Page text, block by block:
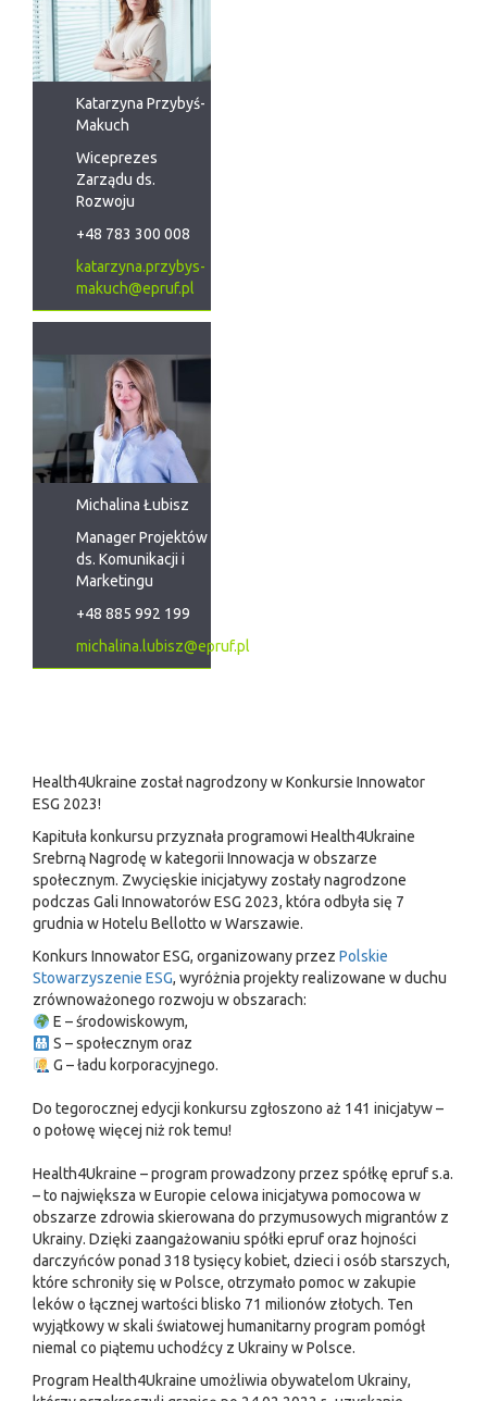
Katarzyna Przybyś-
Makuch
Wiceprezes
Zarządu ds.
Rozwoju
+48 783 300 008
katarzyna.przybys-
makuch@epruf.pl
Michalina Łubisz
Manager Projektów
ds. Komunikacji i
Marketingu
+48 885 992 199
michalina.lubisz@epruf.pl
Health4Ukraine został nagrodzony w Konkursie Innowator
ESG 2023! ​
Kapituła konkursu przyznała programowi Health4Ukraine
Srebrną Nagrodę w kategorii Innowacja w obszarze
społecznym. Zwycięskie inicjatywy zostały nagrodzone
podczas Gali Innowatorów ESG 2023, która odbyła się ​7
grudnia w Hotelu Bellotto w Warszawie. ​
Konkurs Innowator ESG, organizowany przez Polskie
Stowarzyszenie ESG, wyróżnia projekty realizowane ​w duchu
zrównoważonego rozwoju w obszarach: ​
E – środowiskowym, ​
S – społecznym ​oraz
G – ładu korporacyjnego. ​
Do tegorocznej edycji konkursu zgłoszono aż 141 inicjatyw –
o połowę więcej niż rok temu!
Health4Ukraine – program prowadzony przez spółkę epruf s.a.
– to największa w Europie celowa inicjatywa pomocowa w
obszarze zdrowia skierowana do przymusowych migrantów z
Ukrainy. Dzięki zaangażowaniu spółki epruf oraz hojności
darczyńców ponad 318 tysięcy kobiet, dzieci i osób starszych,
które schroniły się w Polsce, otrzymało pomoc w zakupie
leków o łącznej wartości blisko 71 milionów złotych. Ten
wyjątkowy ​w skali światowej humanitarny program pomógł
niemal co piątemu uchodźcy z Ukrainy w Polsce.​
Program Health4Ukraine umożliwia obywatelom Ukrainy,